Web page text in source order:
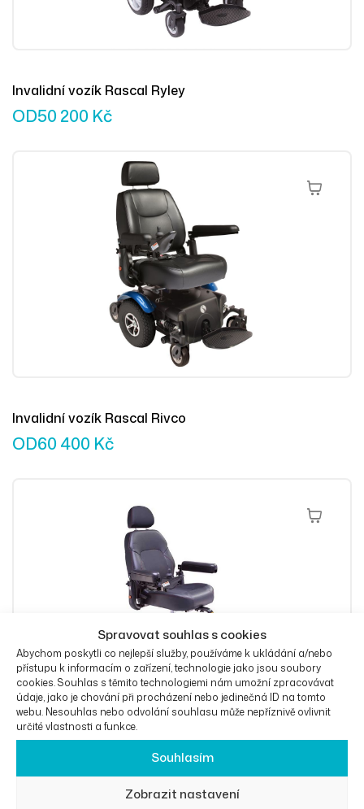
Spravovat souhlas s cookies
Abychom poskytli co nejlepší služby, používáme k ukládání a/nebo
přístupu k informacím o zařízení, technologie jako jsou soubory
cookies. Souhlas s těmito technologiemi nám umožní zpracovávat
údaje, jako je chování při procházení nebo jedinečná ID na tomto
webu. Nesouhlas nebo odvolání souhlasu může nepříznivě ovlivnit
určité vlastnosti a funkce.
Souhlasím
Zobrazit nastavení
Invalidní vozík Rascal Ryley
OD50 200 Kč
Výběr
Invalidní vozík Rascal Rivco
OD60 400 Kč
Výběr
Invalidní vozík Rascal Ryley se zdvihem sedadla
OD63 300Kč